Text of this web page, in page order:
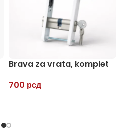
Brava za vrata, komplet
700 рсд